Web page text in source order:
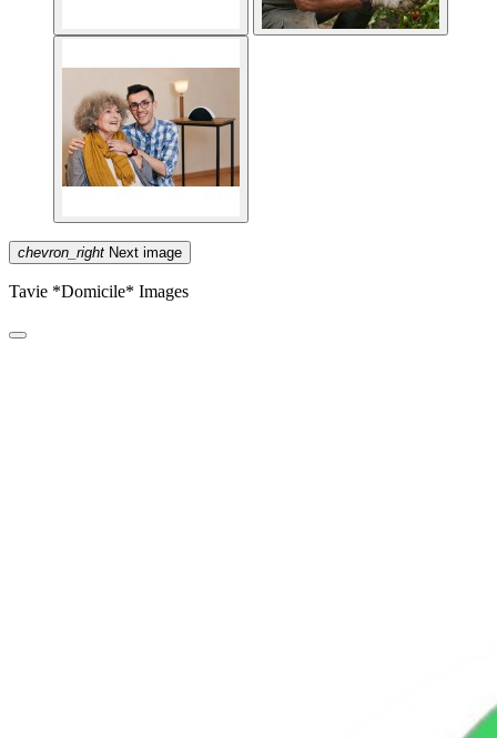
chevron_right Next image
Tavie *Domicile* Images